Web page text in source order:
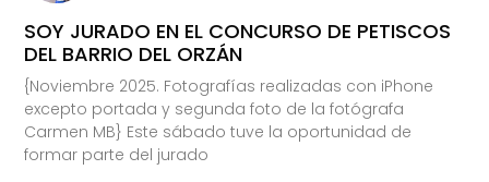
SOY JURADO EN EL CONCURSO DE PETISCOS
DEL BARRIO DEL ORZÁN
{Noviembre 2025. Fotografías realizadas con iPhone
excepto portada y segunda foto de la fotógrafa
Carmen MB} Este sábado tuve la oportunidad de
formar parte del jurado